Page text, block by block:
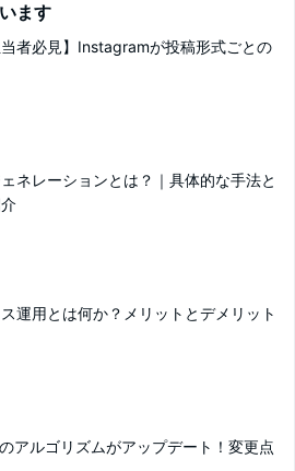
ます
当者必見】Instagramが投稿形式ごとの
ネレーションとは？｜具体的な手法と
運用とは何か？メリットとデメリット
アルゴリズムがアップデート！変更点